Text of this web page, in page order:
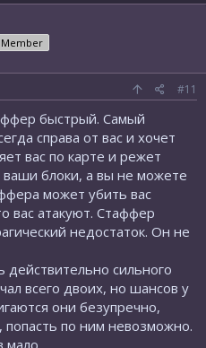
Member
#11
быстрый. Самый
справа от вас и хочет
вас по карте и режет
блоки, а вы не можете
может убить вас
вас атакуют. Стаффер
недостаток. Он не
действительно сильного
всего двоих, но шансов у
они безупречно,
по ним невозможно.
мало.